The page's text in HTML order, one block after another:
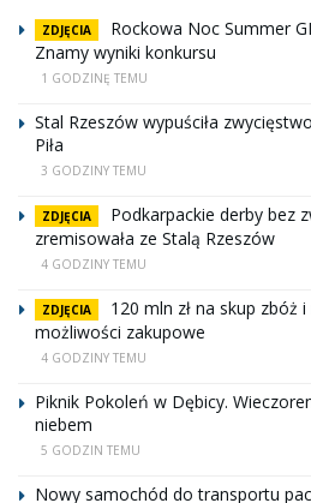
ZDJĘCIA
Rockowa Noc Summer
Znamy wyniki konkursu
1 GODZINĘ TEMU
Stal Rzeszów wypuściła
Piła
3 GODZINY TEMU
ZDJĘCIA
Podkarpackie derby bez
zremisowała ze Stalą Rzeszów
4 GODZINY TEMU
ZDJĘCIA
120 mln zł na skup zbóż
możliwości zakupowe
4 GODZINY TEMU
Piknik Pokoleń w Dębicy.
niebem
5 GODZIN TEMU
Nowy samochód do transportu